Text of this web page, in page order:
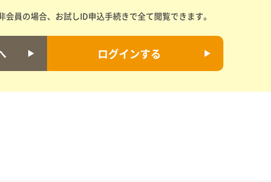
員の場合、お試しID申込手続きで全て閲覧できます。
ログインする